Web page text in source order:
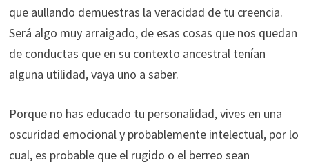
que aullando demuestras la veracidad de tu creencia.
Será algo muy arraigado, de esas cosas que nos quedan
de conductas que en su contexto ancestral tenían
alguna utilidad, vaya uno a saber.
Porque no has educado tu personalidad, vives en una
oscuridad emocional y probablemente intelectual, por lo
cual, es probable que el rugido o el berreo sean